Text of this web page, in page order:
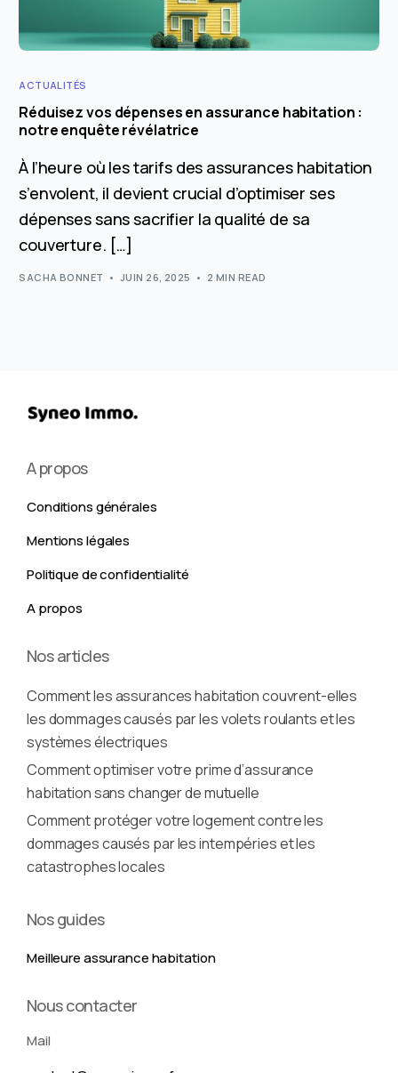
ACTUALITÉS
Réduisez vos dépenses en assurance habitation :
notre enquête révélatrice
À l’heure où les tarifs des assurances habitation
s’envolent, il devient crucial d’optimiser ses
dépenses sans sacrifier la qualité de sa
couverture. […]
SACHA BONNET JUIN 26, 2025 2 MIN READ
A propos
Conditions générales
Mentions légales
Politique de confidentialité
A propos
Nos articles
Comment les assurances habitation couvrent-elles
les dommages causés par les volets roulants et les
systèmes électriques
Comment optimiser votre prime d’assurance
habitation sans changer de mutuelle
Comment protéger votre logement contre les
dommages causés par les intempéries et les
catastrophes locales
Nos guides
Meilleure assurance habitation
Nous contacter
Mail